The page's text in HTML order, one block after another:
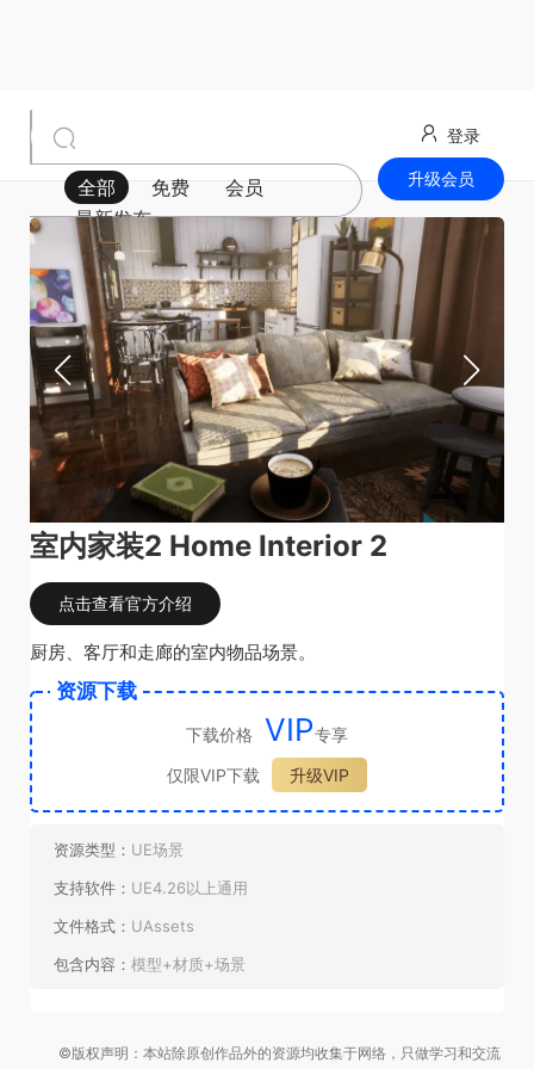
全部 免费
会员
最新发布
登录
升级会员
室内家装2 Home Interior 2
点击查看官方介绍
厨房、客厅和走廊的室内物品场景。
资源下载
下载价格 VIP专享
仅限VIP下载
升级VIP
资源类型： UE场景
支持软件： UE4.26以上通用
文件格式： UAssets
包含内容： 模型+材质+场景
©版权声明：本站除原创作品外的资源均收集于网络，只做学习和交流